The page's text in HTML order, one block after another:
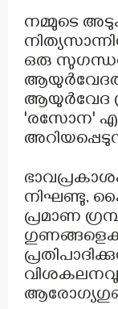
നമ്മുടെ
ഒരു
ആയുർവേദ
'രസോന'
നിഘണ്ടു,
പ്രമാണ